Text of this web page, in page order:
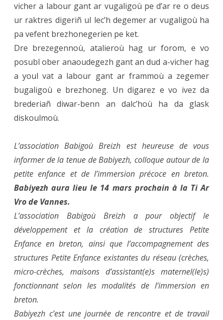
vicher a labour gant ar vugaligoù pe d’ar re o deus
ur raktres digeriñ ul lec’h degemer ar vugaligoù ha
pa vefent brezhonegerien pe ket.
Dre brezegennoù, atalieroù hag ur forom, e vo
posubl ober anaoudegezh gant an dud a-vicher hag
a youl vat a labour gant ar frammoù a zegemer
bugaligoù e brezhoneg. Un digarez e vo ivez da
brederiañ diwar-benn an dalc’hoù ha da glask
diskoulmoù.
L’association Babigoù Breizh est heureuse de vous
informer de la tenue de Babiyezh, colloque autour de la
petite enfance et de l’immersion précoce en breton.
Babiyezh aura lieu le 14 mars prochain à la Ti Ar
Vro de Vannes.
L’association Babigoù Breizh a pour objectif le
développement et la création de structures Petite
Enfance en breton, ainsi que l’accompagnement des
structures Petite Enfance existantes du réseau (crèches,
micro-crèches, maisons d’assistant(e)s maternel(le)s)
fonctionnant selon les modalités de l’immersion en
breton.
Babiyezh c’est une journée de rencontre et de travail